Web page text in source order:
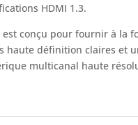
HDMI 1.3.
est conçu pour fournir à la
haute définition claires et
multicanal haute